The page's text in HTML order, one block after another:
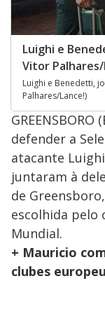
Luighi e
Vitor Palhares/
Luighi e Benedetti,
Palhares/Lance!)
GREENSBORO
defender a
atacante
juntaram à
de
escolhida pelo
Mundial.
+ Mauricio
clubes